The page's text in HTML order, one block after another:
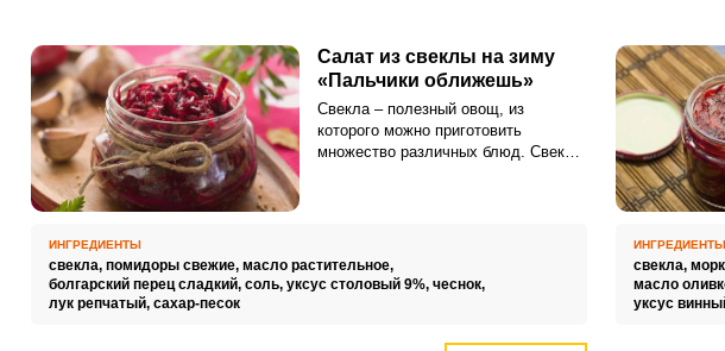
Салат из свеклы на зиму
«Пальчики оближешь»
Свекла – полезный овощ, из
которого можно приготовить
множество различных блюд. Свекла
ИНГРЕДИЕНТЫ
свекла, помидоры свежие, масло растительное,
болгарский перец сладкий, соль, уксус столовый 9%, чеснок,
лук репчатый, сахар-песок
ИНГРЕДИЕНТЫ
свекла,
масло
уксус